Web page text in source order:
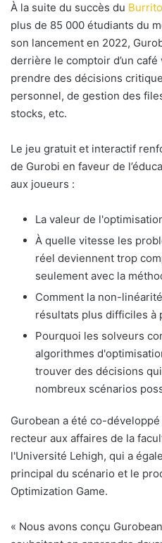
À la suite du succès du
plus de 85 000 étudiants du
son lancement en 2022,
derrière le comptoir d’un
prendre des décisions
personnel, de gestion des
stocks, etc.
Le jeu gratuit et interactif
de Gurobi en faveur de
aux joueurs :
La valeur de
À quelle vitesse les
réel deviennent trop
seulement avec la
Comment la non-
résultats plus difficiles à
Pourquoi les solveurs
algorithmes
trouver des décisions
nombreux scénarios
Gurobean a été co-
recteur aux affaires de la
l'Université Lehigh, qui a
principal du scénario et le
Optimization Game.
« Nous avons conçu